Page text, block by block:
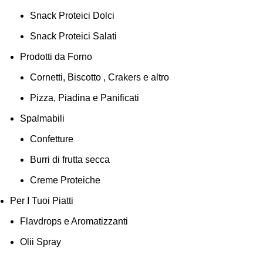
Snack Proteici Dolci
Snack Proteici Salati
Prodotti da Forno
Cornetti, Biscotto , Crakers e altro
Pizza, Piadina e Panificati
Spalmabili
Confetture
Burri di frutta secca
Creme Proteiche
Per I Tuoi Piatti
Flavdrops e Aromatizzanti
Olii Spray